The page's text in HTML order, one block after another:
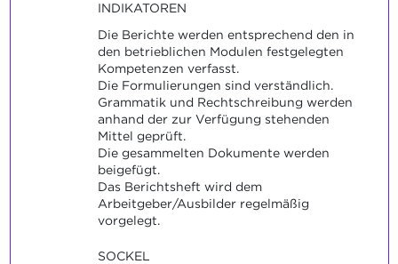
INDIKATOREN
Die Berichte werden entsprechend den in
den betrieblichen Modulen festgelegten
Kompetenzen verfasst.
Die Formulierungen sind verständlich.
Grammatik und Rechtschreibung werden
anhand der zur Verfügung stehenden
Mittel geprüft.
Die gesammelten Dokumente werden
beigefügt.
Das Berichtsheft wird dem
Arbeitgeber/Ausbilder regelmäßig
vorgelegt.
SOCKEL